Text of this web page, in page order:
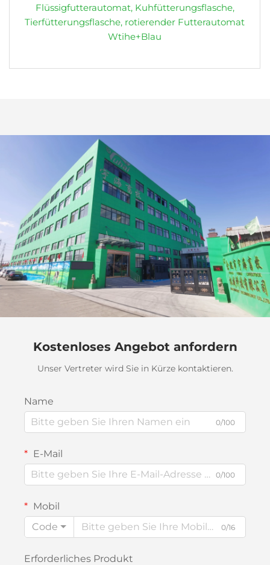
Flüssigfutterautomat, Kuhfütterungsflasche,
Tierfütterungsflasche, rotierender Futterautomat
Wtihe+Blau
Kostenloses Angebot anfordern
Unser Vertreter wird Sie in Kürze kontaktieren.
Name
0/100
E-Mail
0/100
Mobil
Code
0/16
Erforderliches Produkt